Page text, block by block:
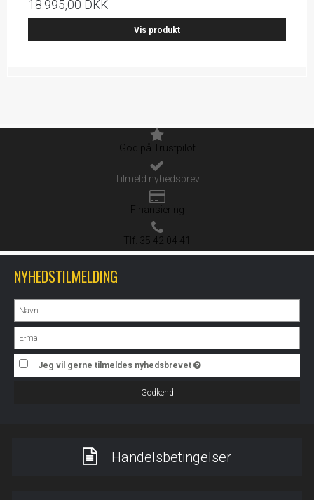
18.995,00 DKK
Vis produkt
God på Trustpilot
Tilmeld nyhedsbrev
Finansiering
Tlf. 35 42 04 41
NYHEDSTILMELDING
Jeg vil gerne tilmeldes nyhedsbrevet
Godkend
Handelsbetingelser